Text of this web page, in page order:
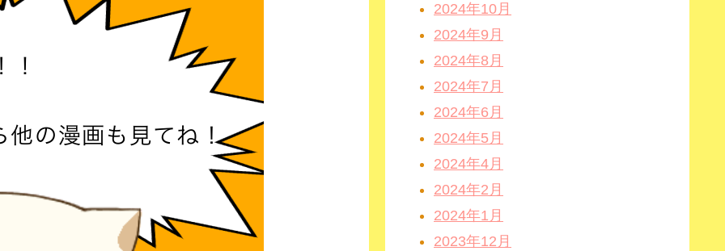
2024年10月
2024年9月
2024年8月
2024年7月
2024年6月
2024年5月
2024年4月
2024年2月
2024年1月
2023年12月